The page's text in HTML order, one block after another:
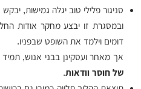
סניגור פלילי טוב יגלה גמישות,
ובמסגרת זו יבצע מחקר אודות
דומים וילמד את השופט שבפניו.
אך מאחר ועסקינן בבני אנוש,
של חוסר וודאות.